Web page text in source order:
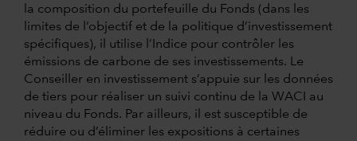
la composition du portefeuille du Fonds (dans les
limites de l’objectif et de la politique d’investissement
spécifiques), il utilise l’Indice pour contrôler les
émissions de carbone de ses investissements. Le
Conseiller en investissement s’appuie sur les données
de tiers pour réaliser un suivi continu de la WACI au
niveau du Fonds. Par ailleurs, il est susceptible de
réduire ou d’éliminer les expositions à certaines